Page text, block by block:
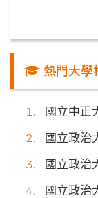
熱門大學
國立中正
國立政治
國立政治
國立政治